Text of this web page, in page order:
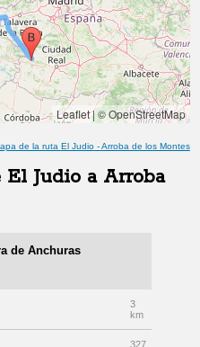
Leaflet|© OpenStreetMap
de la ruta El Judio-Arroba de los Montes
El Judio a Arroba
de Anchuras
3
km
327